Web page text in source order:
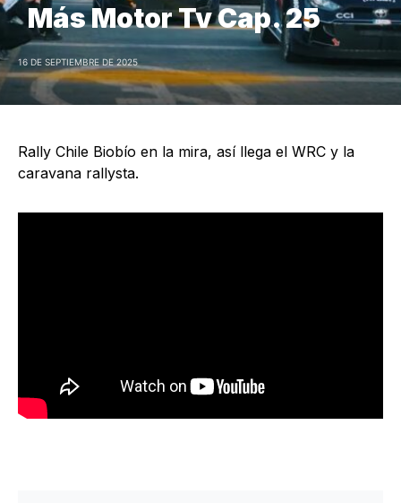
Más Motor Tv Cap. 25
16 DE SEPTIEMBRE DE 2025
Rally Chile Biobío en la mira, así llega el WRC y la
caravana rallysta.